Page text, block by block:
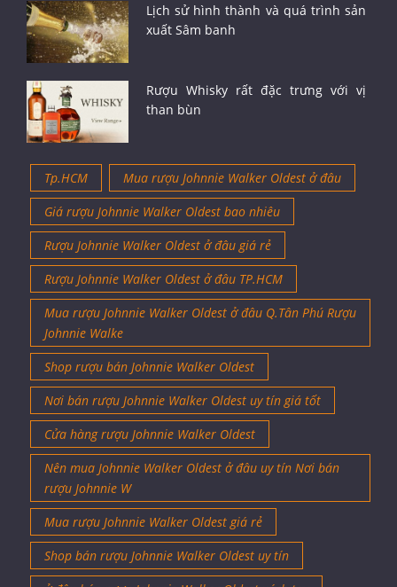
Lịch sử hình thành và quá trình sản
xuất Sâm banh
Rượu Whisky rất đặc trưng với vị
than bùn
Tp.HCM
Mua rượu Johnnie Walker Oldest ở đâu
Giá rượu Johnnie Walker Oldest bao nhiêu
Rượu Johnnie Walker Oldest ở đâu giá rẻ
Rượu Johnnie Walker Oldest ở đâu TP.HCM
Mua rượu Johnnie Walker Oldest ở đâu Q.Tân Phú Rượu
Johnnie Walke
Shop rượu bán Johnnie Walker Oldest
Nơi bán rượu Johnnie Walker Oldest uy tín giá tốt
Cửa hàng rượu Johnnie Walker Oldest
Nên mua Johnnie Walker Oldest ở đâu uy tín Nơi bán
rượu Johnnie W
Mua rượu Johnnie Walker Oldest giá rẻ
Shop bán rượu Johnnie Walker Oldest uy tín